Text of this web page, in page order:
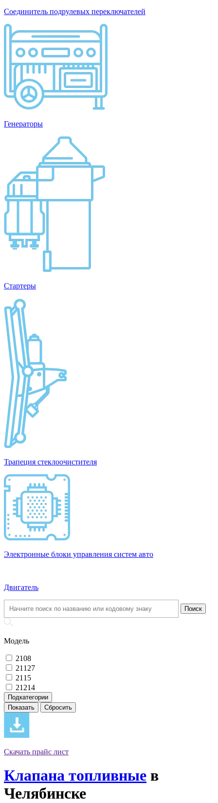
Соединитель подрулевых переключателей
Генераторы
Стартеры
Трапеция стеклоочистителя
Электронные блоки управления систем авто
Двигатель
Модель
2108
21127
2115
21214
Подкатегории
Скачать прайс лист
Клапана топливные в
Челябинске